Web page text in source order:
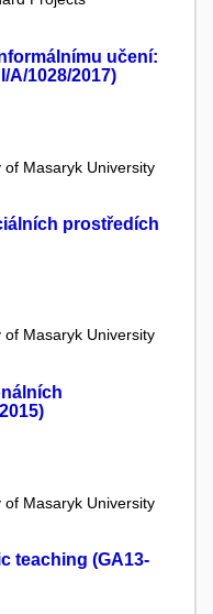
učení:
A/1028/2017)
of Masaryk University
prostředích
of Masaryk University
of Masaryk University
teaching (GA13-